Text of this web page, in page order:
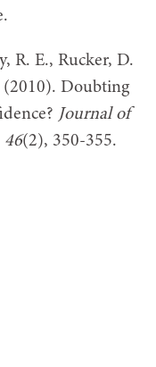
R. E., Rucker, D.
(2010). Doubting
Journal of
46(2), 350-355.